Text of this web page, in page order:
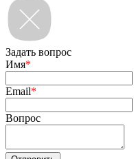
Задать вопрос
Имя*
Email*
Вопрос